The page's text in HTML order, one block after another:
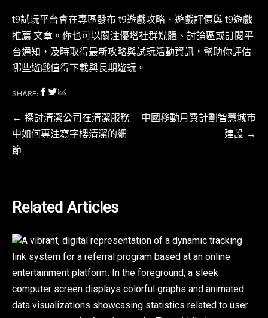
t9試玩平台會在專區發布 t9遊戲攻略、遊戲評價與 t9遊戲
推薦 文章。你也可以關注優塔社群媒體、討論區或訂閱平
台通知，及時取得最新攻略與試玩活動資訊，幫助你評估
哪些遊戲值得下載與長期遊玩。
SHARE:
文
章
探討清潔公司在清潔服務
中如何專注寫字樓清潔的細
節
中國移動月費計劃智慧城市
建設
Related Articles